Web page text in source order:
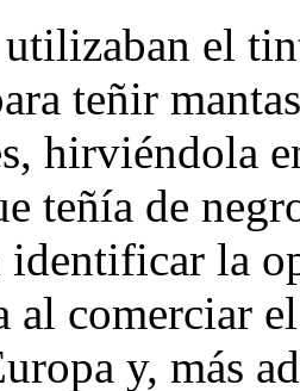
el
teñir
hirviéndola
teñía de
identificar la
al comerciar
y, más